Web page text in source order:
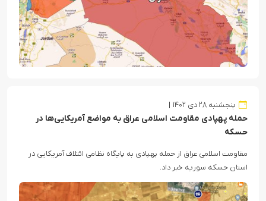
پنجشنبه ۲۸ دی ۱۴۰۲
حمله پهپادی مقاومت اسلامی عراق به مواضع آمریکایی‌ها در
حسکه
مقاومت اسلامی عراق از حمله پهپادی به پایگاه نظامی ائتلاف آمریکایی در
استان حسکه سوریه خبر داد.